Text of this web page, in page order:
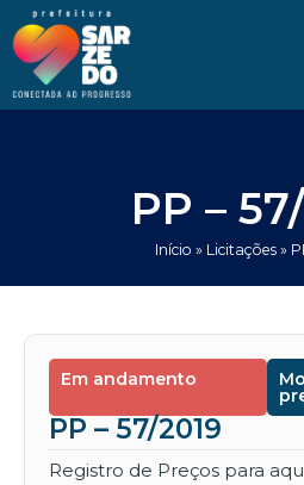
conteúdo
para
conteúdo
PP –
Início » Licitações»
Em andamento
PP – 57/2019
Registro de Preços para